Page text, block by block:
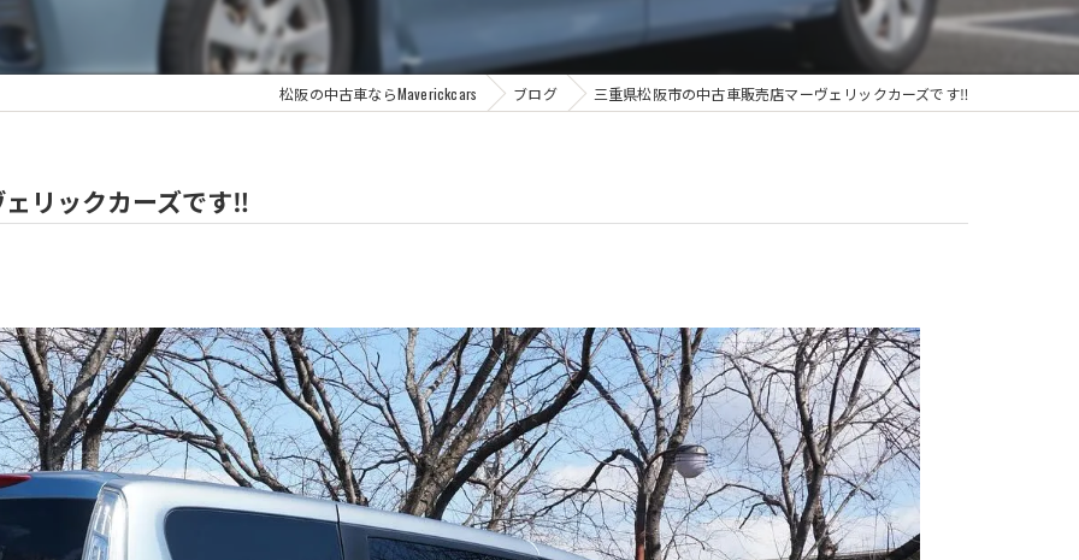
松阪の中古車ならMaverickcars ブログ 三重県松阪市の中古車販売店マーヴェリックカーズです‼️
リックカーズです‼️